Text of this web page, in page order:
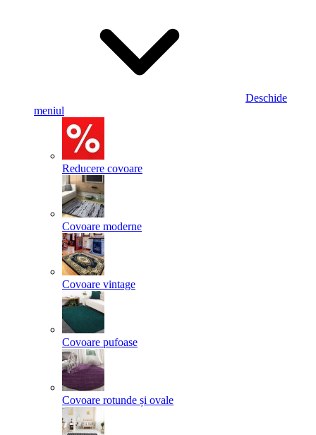
Deschide
meniul
Reducere covoare
Covoare moderne
Covoare vintage
Covoare pufoase
Covoare rotunde și ovale